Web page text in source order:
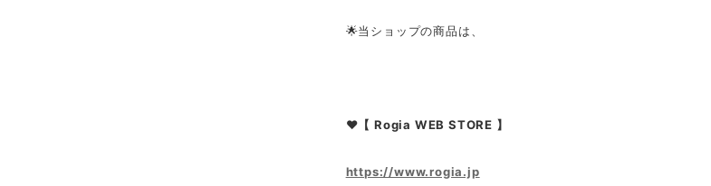
🌟当ショップの商品は、
❤【 Rogia WEB STORE 】
https://www.rogia.jp